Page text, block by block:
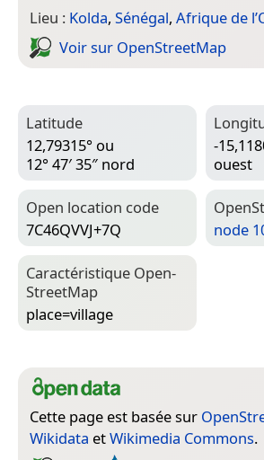
Lieu : Kolda, Sénégal, Afrique de
Voir sur Open­Street­Map
Latitude
12,79315° ou
12° 47′ 35″ nord
-
ouest
Open location code
7C46QVVJ+7Q
node
Caractéristique Open­
Street­Map
place=­village
Cette page est basée sur
Wikidata etWikimedia Commons.